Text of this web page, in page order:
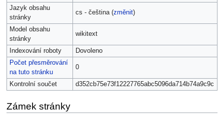
Jazyk obsahu
stránky
cs - čeština (změnit)
Model obsahu
stránky
wikitext
Indexování roboty
Dovoleno
Počet přesměrování
na tuto stránku
0
Kontrolní součet d352cb75e73f12227765abc5096da714b74a9c9c
Zámek stránky